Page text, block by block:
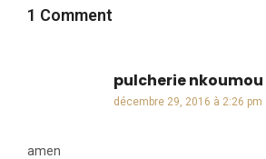
1 Comment
pulcherie nkoumou
décembre 29, 2016 à 2:26 pm
amen